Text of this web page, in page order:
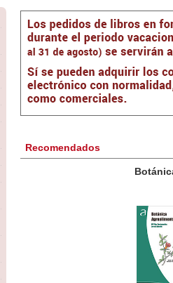
Recomendados
Botánica Agroalimentaria
IVA